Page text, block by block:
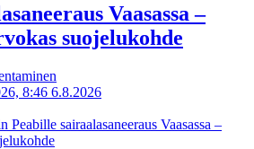
Vaasassa –
suojelukohde
8:46 6.8.2026
Peabille sairaalasaneeraus Vaasassa –